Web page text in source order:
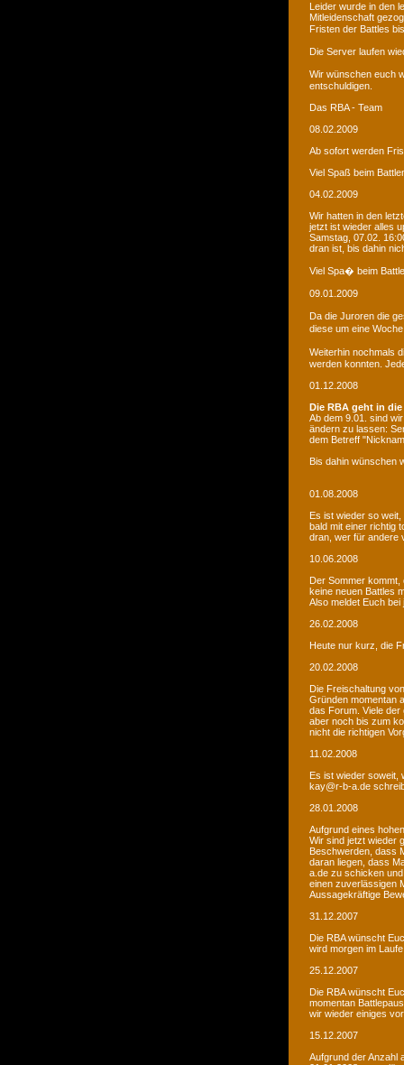
Leider wurde in den
Mitleidenschaft
Fristen der Battles
Die Server laufen
Wir wünschen euch
entschuldigen.
Das RBA - Team
08.02.2009
Ab sofort werden
Viel Spaß beim
04.02.2009
Wir hatten in den
jetzt ist wieder alles
Samstag, 07.02.
dran ist, bis dahin
Viel Spa� beim
09.01.2009
Da die Juroren die
diese um eine
Weiterhin nochmals
werden konnten.
01.12.2008
Die RBA geht in
Ab dem 9.01. sind
ändern zu lassen:
dem Betreff
Bis dahin wünschen
01.08.2008
Es ist wieder so weit,
bald mit einer richtig
dran, wer für andere
10.06.2008
Der Sommer kommt,
keine neuen Battles
Also meldet Euch
26.02.2008
Heute nur kurz, die
20.02.2008
Die Freischaltung
Gründen momentan
das Forum. Viele
aber noch bis zum
nicht die richtigen
11.02.2008
Es ist wieder soweit,
kay@r-b-a.de
28.01.2008
Aufgrund eines
Wir sind jetzt wieder
Beschwerden, dass
daran liegen, dass
a.de zu schicken
einen zuverlässigen
Aussagekräftige
31.12.2007
Die RBA wünscht
wird morgen im
25.12.2007
Die RBA wünscht
momentan
wir wieder einiges
15.12.2007
Aufgrund der Anzahl